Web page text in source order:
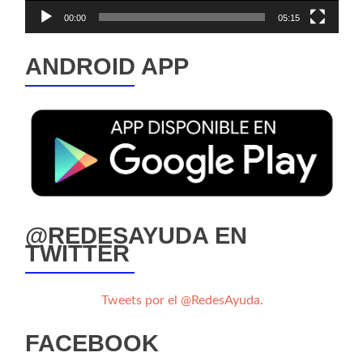
00:00 05:15
ANDROID APP
@REDESAYUDA EN
TWITTER
Tweets por el @RedesAyuda.
FACEBOOK